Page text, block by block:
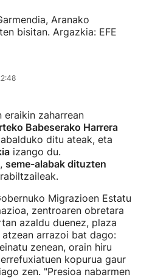
Aranako
bisitan. Argazkia: EFE
eraikin zaharrean
Babeserako Harrera
ditu ateak, eta
izango du.
seme-alabak dituzten
Migrazioen Estatu
zentroaren obretara
azaldu duenez, plaza
arrazoi bat dago:
zenean, orain hiru
kopurua gaur
zen. "Presioa nabarmen